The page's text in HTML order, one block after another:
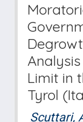
Limit in
Tyrol
Scuttari,